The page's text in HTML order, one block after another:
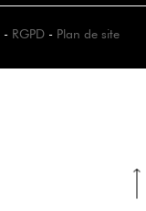
- RGPD - Plan de site